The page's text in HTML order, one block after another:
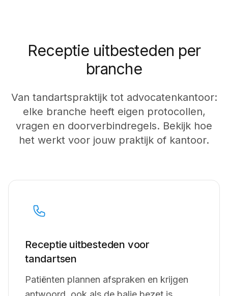
Receptie uitbesteden per
branche
Van tandartspraktijk tot advocatenkantoor:
elke branche heeft eigen protocollen,
vragen en doorverbindregels. Bekijk hoe
het werkt voor jouw praktijk of kantoor.
Receptie uitbesteden voor
tandartsen
Patiënten plannen afspraken en krijgen